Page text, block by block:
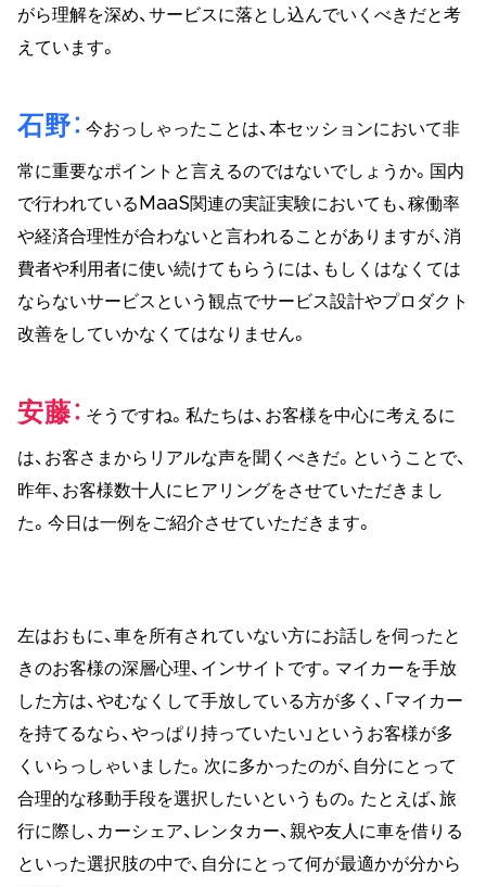
がら理解を深め、サービスに落とし込んでいくべきだと考
えています。
石野 今おっしゃったことは、本セッションにおいて非
常に重要なポイントと言えるのではないでしょうか。国内
で行われているMaaS関連の実証実験においても、稼働率
や経済合理性が合わないと言われることがありますが、消
費者や利用者に使い続けてもらうには、もしくはなくては
ならないサービスという観点でサービス設計やプロダクト
改善をしていかなくてはなりません。
安藤 そうですね。私たちは、お客様を中心に考えるに
は、お客さまからリアルな声を聞くべきだ。ということで、
昨年、お客様数十人にヒアリングをさせていただきまし
た。今日は一例をご紹介させていただきます。
左はおもに、車を所有されていない方にお話しを伺ったと
きのお客様の深層心理、インサイトです。マイカーを手放
した方は、やむなくして手放している方が多く、「マイカー
を持てるなら、やっぱり持っていたい」というお客様が多
くいらっしゃいました。次に多かったのが、自分にとって
合理的な移動手段を選択したいというもの。たとえば、旅
行に際し、カーシェア、レンタカー、親や友人に車を借りる
といった選択肢の中で、自分にとって何が最適かが分から